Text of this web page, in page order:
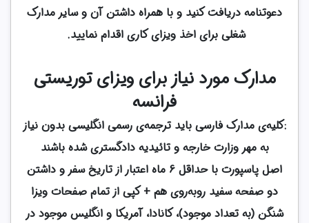
دعوتنامه دریافت کنید و با همراه داشتن آن و سایر مدارک
شغلی برای اخذ ویزای کاری اقدام نمایید.
مدارک مورد نیاز برای ویزای توریستی
فرانسه
:کلیه‌ی مدارک فارسی باید ترجمه‌ی رسمی انگلیسی بدون نیاز
به مهر وزارت خارجه و تائیدیه دادگستری شده باشند
اصل پاسپورت با حداقل 6 ماه اعتبار از تاریخ سفر و داشتن
دو صفحه سفید روبه‌روی هم + کپی از تمام صفحات ویزا
شنگن (به تعداد موجود)، کانادا، آمریکا و انگلیس موجود در